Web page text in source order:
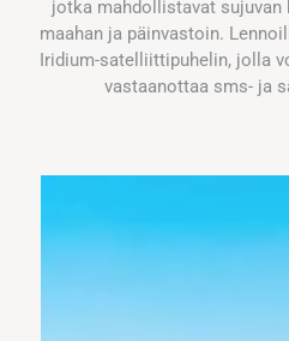
jotka mahdollistavat
maahan ja päinvastoin.
Iridium-satelliittipuhelin, jolla
vastaanottaa sms- ja